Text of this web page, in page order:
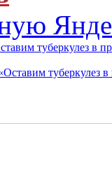
туберкулез в